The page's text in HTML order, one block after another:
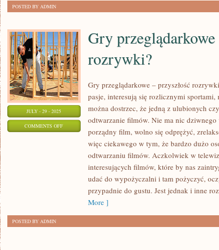
WYKORZYSTAĆ
OD
ROBOTY,
MOŻE
SPOJRZEĆ
DO
NETU
OBEJRZEĆ
POSTED BY ADMIN
JULY - 29 - 2025
COMMENTS OFFON
PRZEGLĄDARKOWE
Gry przeglądarkowe
rozrywki?
Gry przeglądarkowe – przyszłość
pasje, interesują się rozlicznymi
można dostrzec, że jedną z ulubionych
odtwarzanie filmów. Nie ma nic
porządny film, wolno się odprężyć,
więc ciekawego w tym, że bardzo dużo
odtwarzaniu filmów. Aczkolwiek w
interesujących filmów, które by nas
udać do wypożyczalni i tam pożyczyć,
przypadnie do gustu. Jest jednak i inne
More ]
POSTED BY ADMIN